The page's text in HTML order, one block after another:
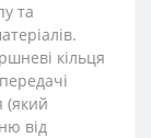
та
кільця
(який
від